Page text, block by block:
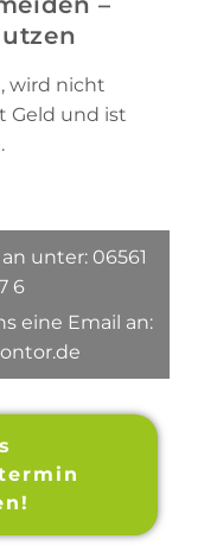
wird nicht
Geld und ist
unter: 06561
6
eine Email an: